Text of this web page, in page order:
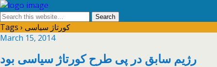
Tags › کورتاژ سیاسی
March 15, 2014
رژیم سابق در پی طرح کورتاژ سیاسی بود